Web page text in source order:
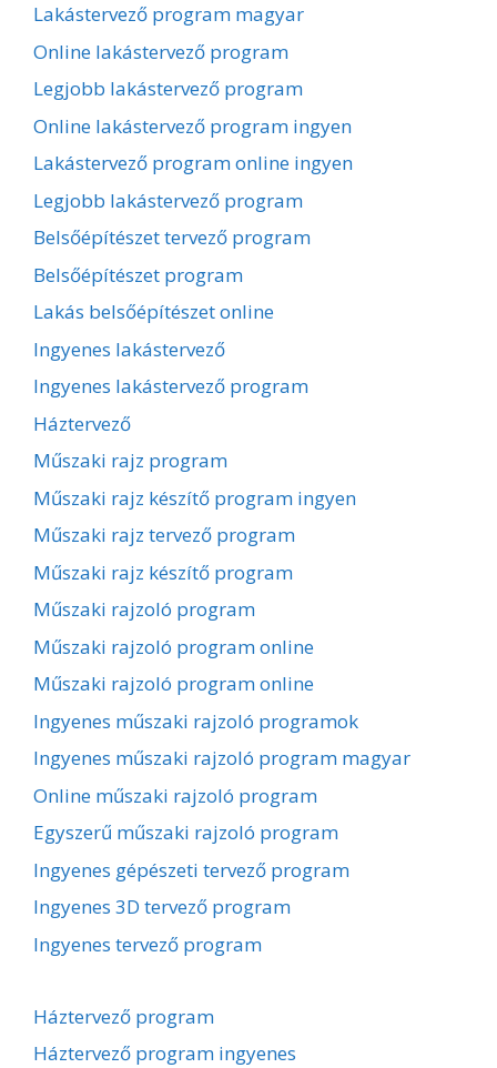
Lakástervező program magyar
Online lakástervező program
Legjobb lakástervező program
Online lakástervező program ingyen
Lakástervező program online ingyen
Legjobb lakástervező program
Belsőépítészet tervező program
Belsőépítészet program
Lakás belsőépítészet online
Ingyenes lakástervező
Ingyenes lakástervező program
Háztervező
Műszaki rajz program
Műszaki rajz készítő program ingyen
Műszaki rajz tervező program
Műszaki rajz készítő program
Műszaki rajzoló program
Műszaki rajzoló program online
Műszaki rajzoló program online
Ingyenes műszaki rajzoló programok
Ingyenes műszaki rajzoló program magyar
Online műszaki rajzoló program
Egyszerű műszaki rajzoló program
Ingyenes gépészeti tervező program
Ingyenes 3D tervező program
Ingyenes tervező program
Háztervező program
Háztervező program ingyenes